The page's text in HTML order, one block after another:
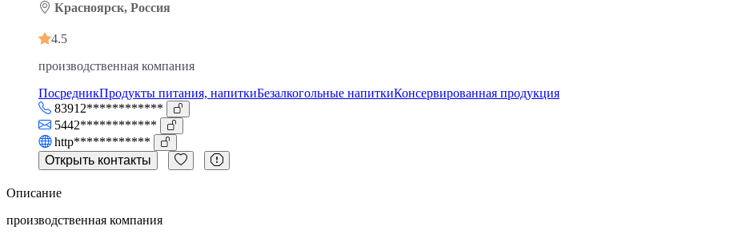
Красноярск, Россия
4.5
производственная компания
ПосредникПродукты питания, напиткиБезалкогольные напиткиКонсервированная продукция
83912************
5442************
http************
Открыть контакты
Описание
производственная компания